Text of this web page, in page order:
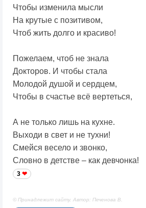
Чтобы изменила мысли
На крутые с позитивом,
Чтоб жить долго и красиво!
Пожелаем, чтоб не знала
Докторов. И чтобы стала
Молодой душой и сердцем,
Чтобы в счастье всё вертеться,
А не только лишь на кухне.
Выходи в свет и не тухни!
Смейся весело и звонко,
Словно в детстве – как девчонка!
3
© Принадлежит сайту. Автор: Печенова В.